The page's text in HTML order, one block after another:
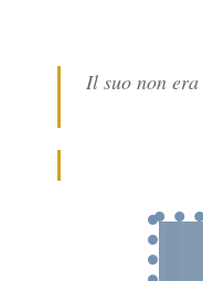
Il suo non